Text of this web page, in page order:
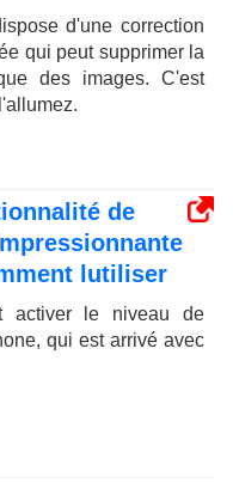
d'une correction
qui peut supprimer la
des images. C'est
de
lutiliser
activer le niveau de
qui est arrivé avec